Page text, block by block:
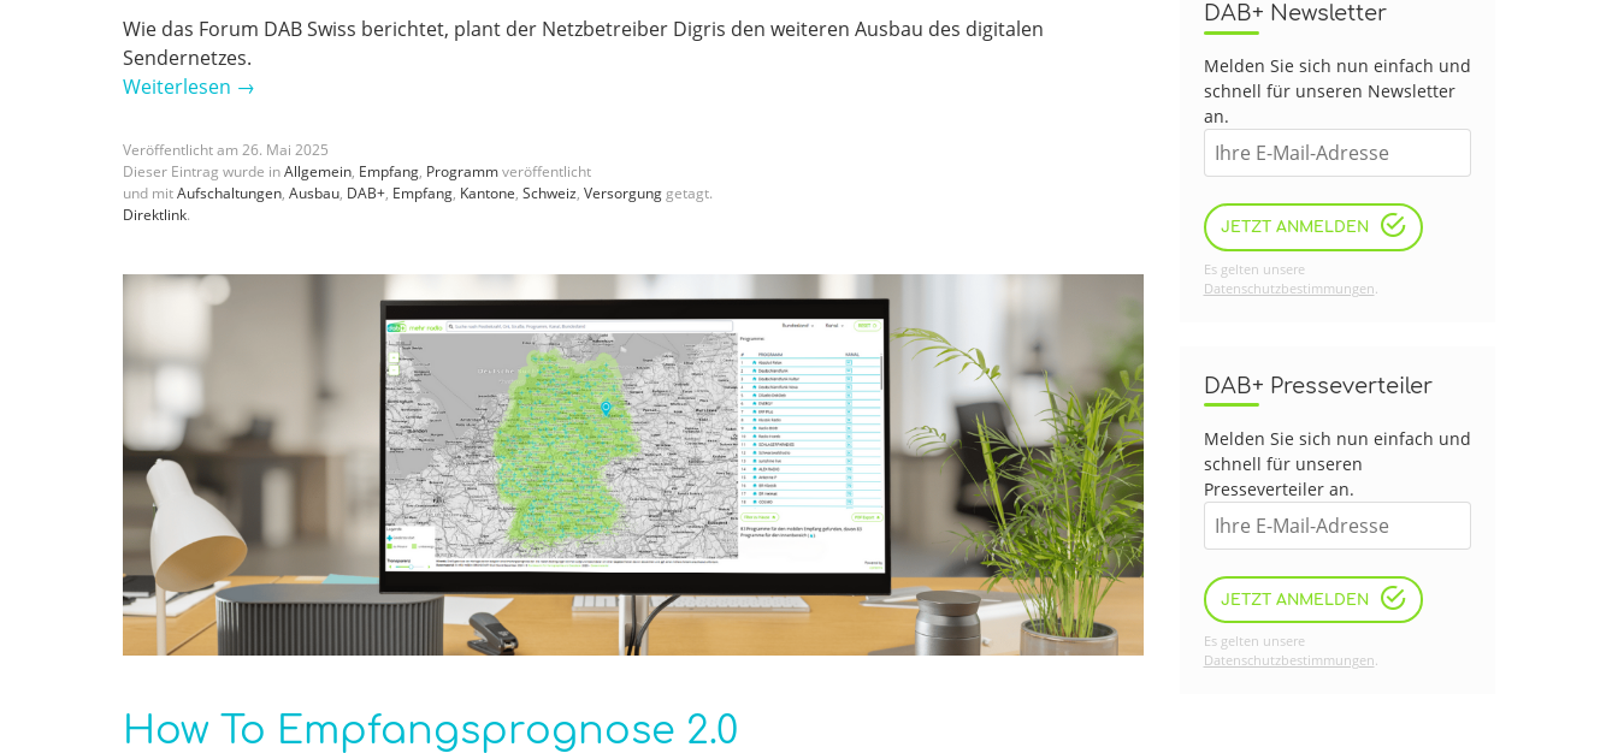
Wie das Forum DAB Swiss berichtet, plant der Netzbetreiber Digris den weiteren Ausbau des digitalen
Sendernetzes.
Weiterlesen →
Veröffentlicht am 26. Mai 2025
Dieser Eintrag wurde inAllgemein, Empfang, Programmveröffentlicht
und mitAufschaltungen, Ausbau, DAB+, Empfang, Kantone, Schweiz, Versorgung getagt.
Direktlink.
How To Empfangsprognose 2.0
DAB+ Newsletter
Melden Sie sich nun einfach und
schnell für unseren Newsletter
an.
JETZT ANMELDEN
Es gelten unsere
Datenschutzbestimmungen
DAB+ Presseverteiler
Melden Sie sich nun einfach und
schnell für unseren
Presseverteiler an.
JETZT ANMELDEN
Es gelten unsere
Datenschutzbestimmungen.